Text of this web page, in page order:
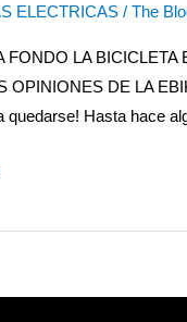
ELECTRICAS / The
FONDO LA
OPINIONES DE LA
quedarse! Hasta hace